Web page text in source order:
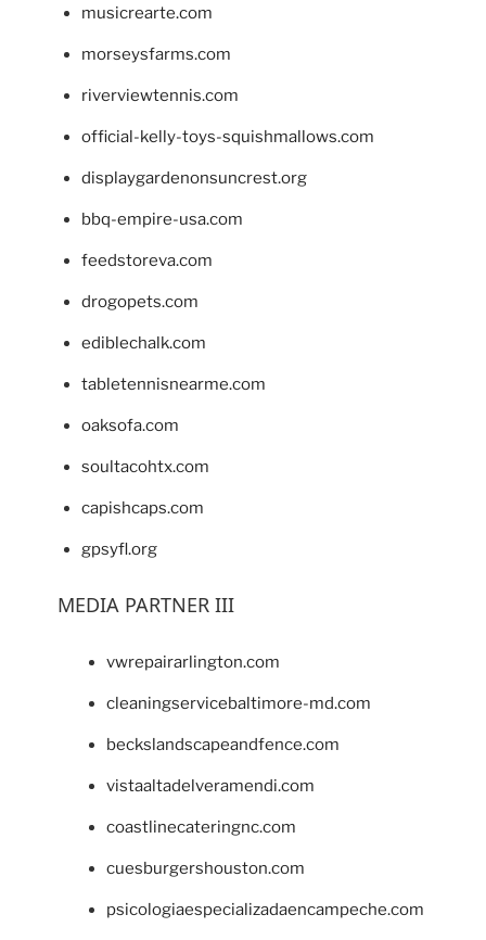
musicrearte.com
morseysfarms.com
riverviewtennis.com
official-kelly-toys-squishmallows.com
displaygardenonsuncrest.org
bbq-empire-usa.com
feedstoreva.com
drogopets.com
ediblechalk.com
tabletennisnearme.com
oaksofa.com
soultacohtx.com
capishcaps.com
gpsyfl.org
MEDIA PARTNER III
vwrepairarlington.com
cleaningservicebaltimore-md.com
beckslandscapeandfence.com
vistaaltadelveramendi.com
coastlinecateringnc.com
cuesburgershouston.com
psicologiaespecializadaencampeche.com